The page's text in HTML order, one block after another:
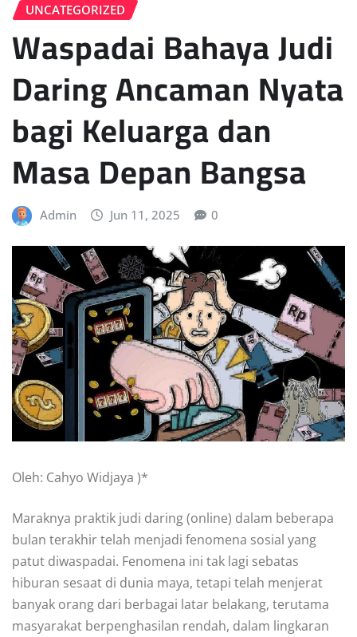
UNCATEGORIZED
Waspadai Bahaya Judi
Daring Ancaman Nyata
bagi Keluarga dan
Masa Depan Bangsa
Admin Jun 11, 2025 0
Oleh: Cahyo Widjaya )*
Maraknya praktik judi daring (online) dalam beberapa
bulan terakhir telah menjadi fenomena sosial yang
patut diwaspadai. Fenomena ini tak lagi sebatas
hiburan sesaat di dunia maya, tetapi telah menjerat
banyak orang dari berbagai latar belakang, terutama
masyarakat berpenghasilan rendah, dalam lingkaran